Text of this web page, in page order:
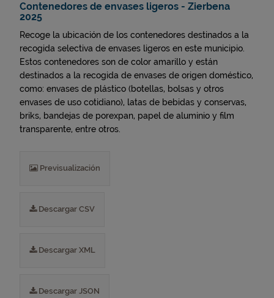
Contenedores de envases ligeros - Zierbena
2025
Recoge la ubicación de los contenedores destinados a la
recogida selectiva de envases ligeros en este municipio.
Estos contenedores son de color amarillo y están
destinados a la recogida de envases de origen doméstico,
como: envases de plástico (botellas, bolsas y otros
envases de uso cotidiano), latas de bebidas y conservas,
briks, bandejas de porexpan, papel de aluminio y film
transparente, entre otros.
Previsualización
Descargar CSV
Descargar XML
Descargar JSON